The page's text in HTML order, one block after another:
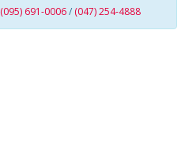
(095) 691-0006/ (047) 254-4888